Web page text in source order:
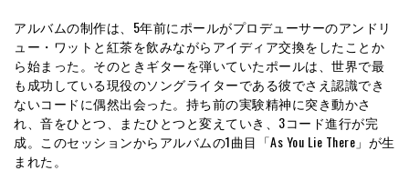
アルバムの制作は、5年前にポールがプロデューサーのアンドリ
ュー・ワットと紅茶を飲みながらアイディア交換をしたことか
ら始まった。そのときギターを弾いていたポールは、世界で最
も成功している現役のソングライターである彼でさえ認識でき
ないコードに偶然出会った。持ち前の実験精神に突き動かさ
れ、音をひとつ、またひとつと変えていき、3コード進行が完
成。このセッションからアルバムの1曲目「As You Lie There」が生
まれた。